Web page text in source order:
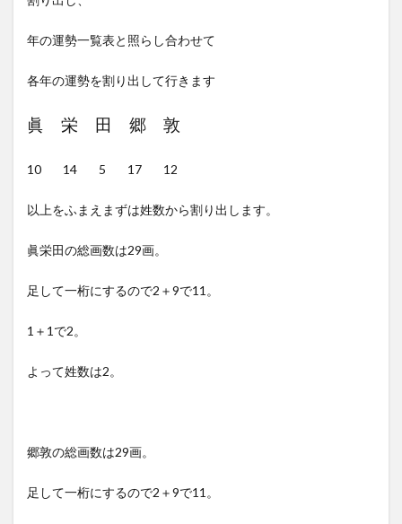
年の運勢一覧表と照らし合わせて
各年の運勢を割り出して行きます
眞 栄 田 郷 敦
10 14 5 17 12
以上をふまえまずは姓数から割り出します。
眞栄田の総画数は29画。
足して一桁にするので2＋9で11。
1＋1で2。
よって姓数は2。
郷敦の総画数は29画。
足して一桁にするので2＋9で11。